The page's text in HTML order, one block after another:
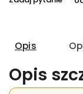
Opis
Opis